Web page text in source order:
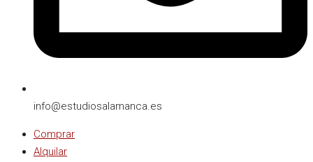
info@estudiosalamanca.es​
Comprar
Alquilar